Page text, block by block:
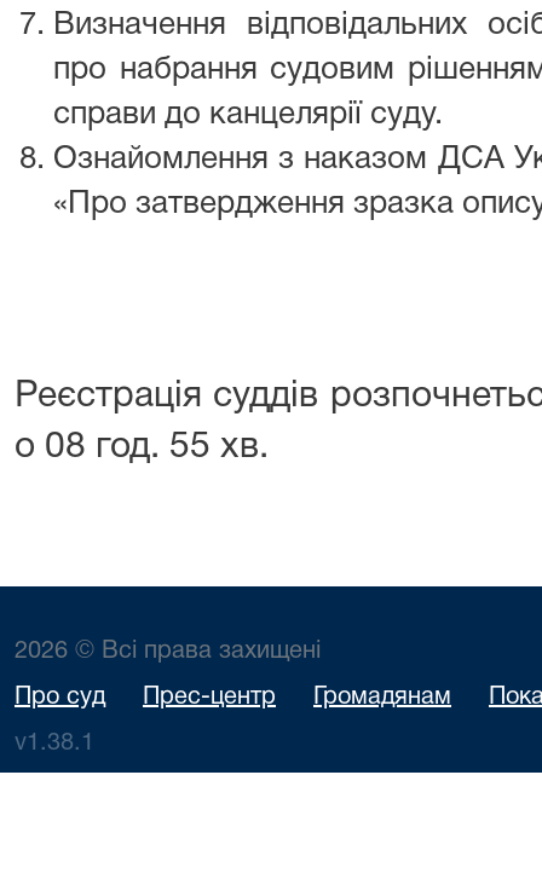
Визначення відповідальних
про набрання судовим
справи до канцелярії суду.
Ознайомлення з наказом ДСА
«Про затвердження зразка
Реєстрація суддів
о 08 год. 55 хв.
2026 © Всі права захищені
Про суд Прес-центр Громадянам
v1.38.1